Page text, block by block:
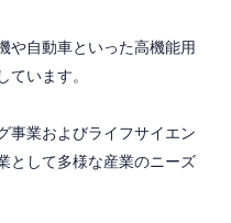
や自動車といった高機能用
います。
事業およびライフサイエン
として多様な産業のニーズ